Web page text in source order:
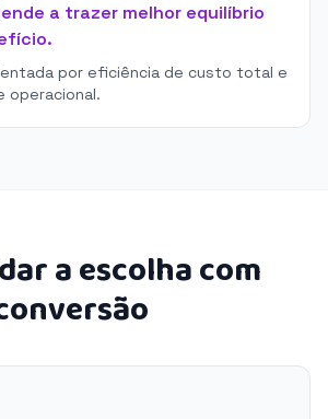
a trazer melhor equilíbrio
por eficiência de custo total e
operacional.
a escolha com